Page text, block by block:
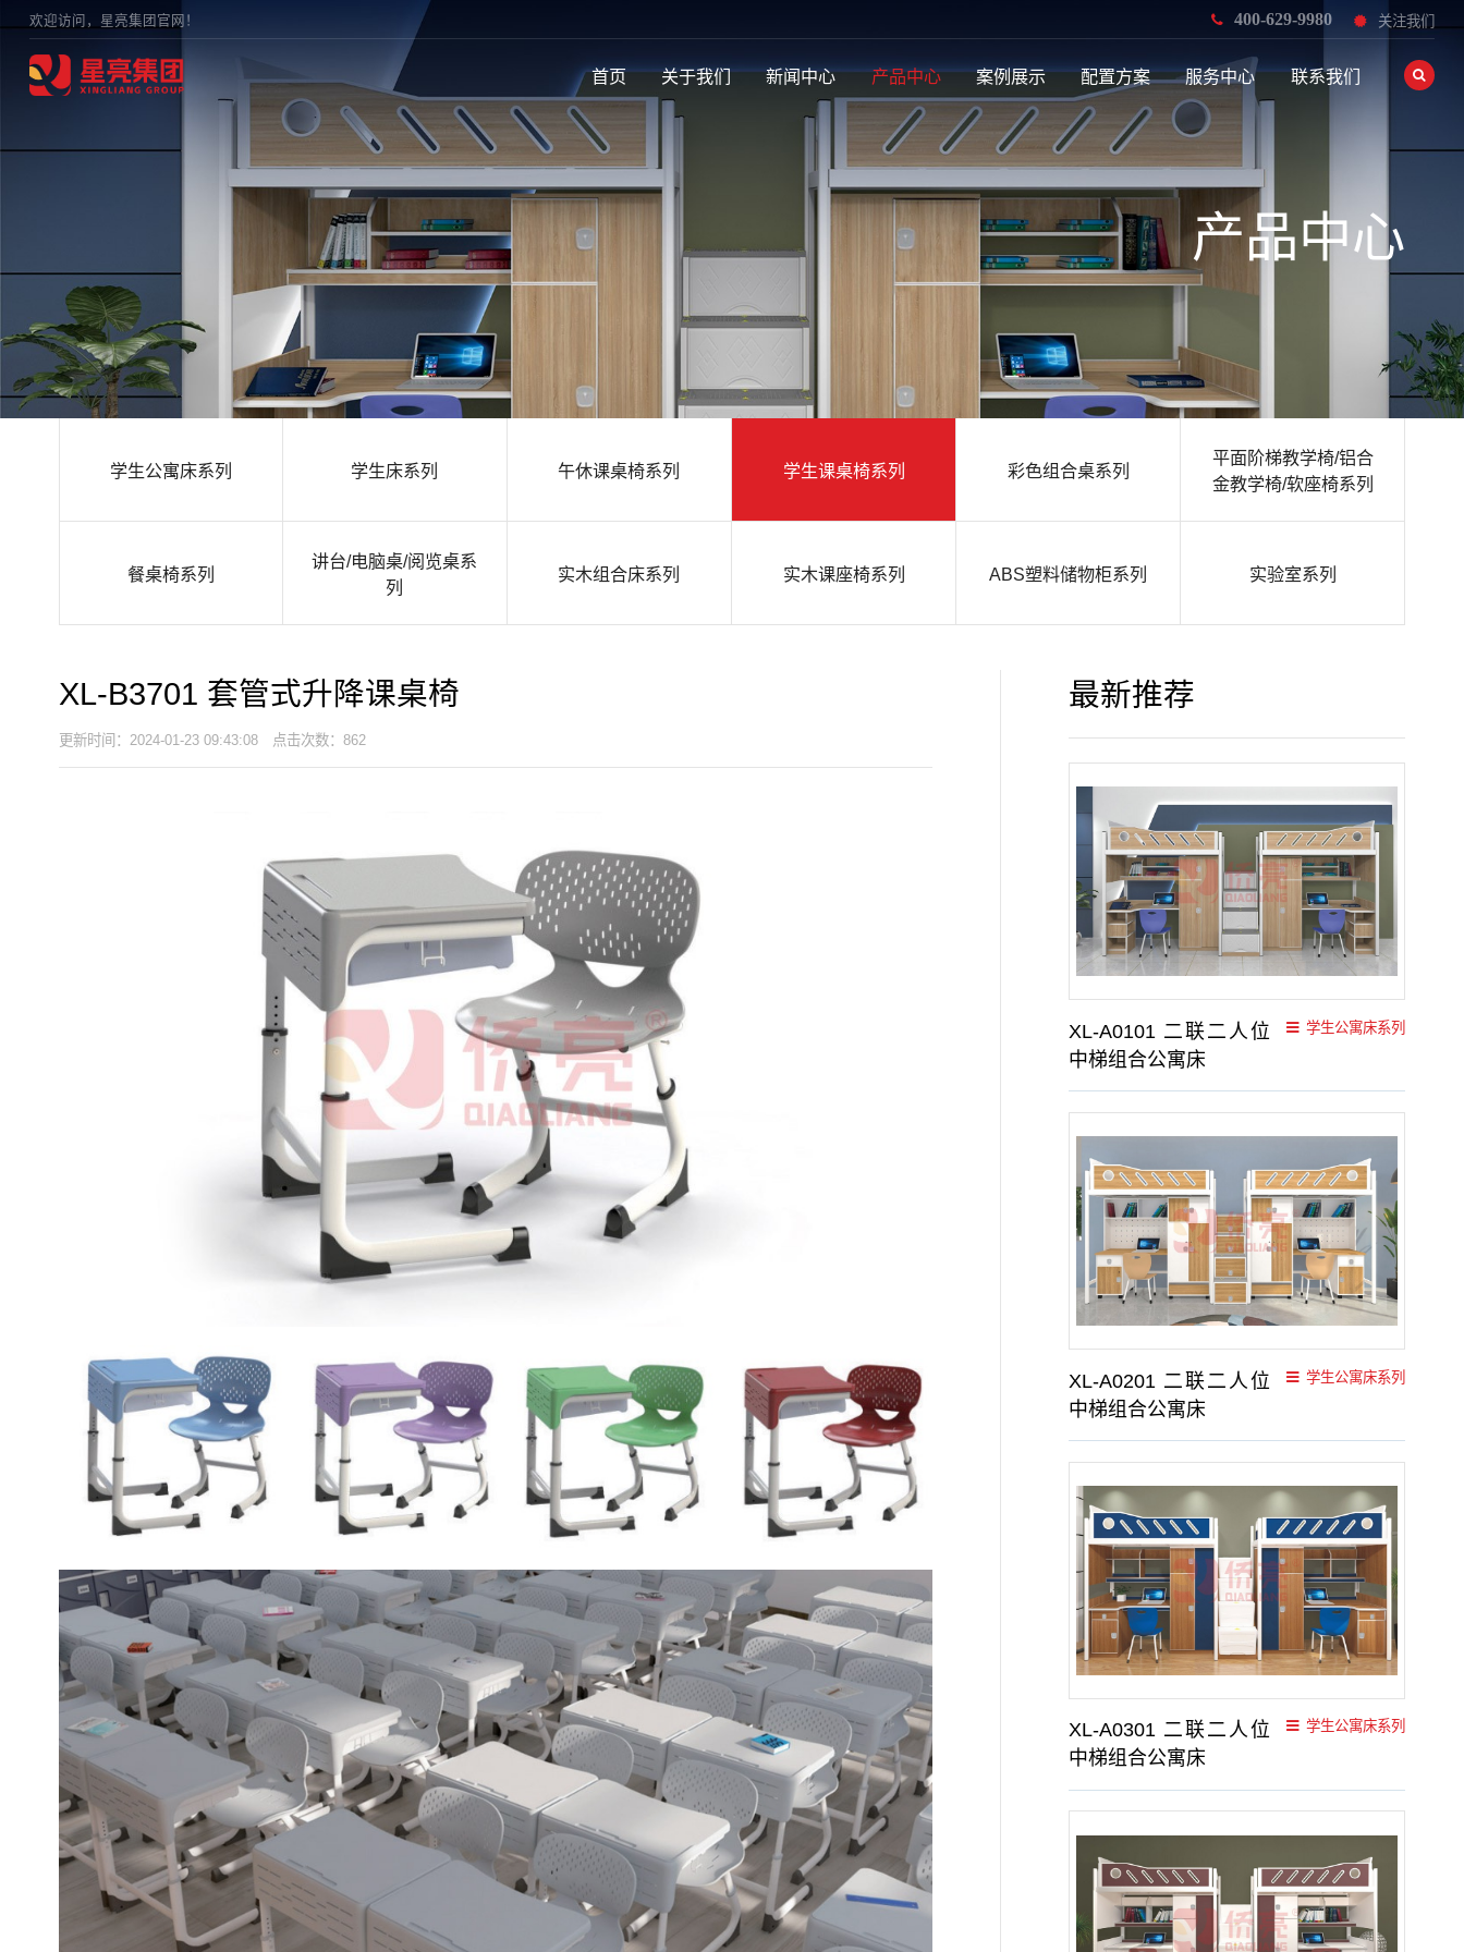
欢迎访问，星亮集团官网！ 400-629-9980 关注我们
首页 关于我们 新闻中心 产品中心 案例展示 配置方案 服务中心 联系我们
产品中心
学生公寓床系列 学生床系列 午休课桌椅系列 学生课桌椅系列 彩色组合桌系列
平面阶梯教学椅/铝合
金教学椅/软座椅系列
餐桌椅系列
讲台/电脑桌/阅览桌系
列
实木组合床系列 实木课座椅系列 ABS塑料储物柜系列 实验室系列
XL-B3701 套管式升降课桌椅
更新时间：2024-01-23 09:43:08 点击次数：862
最新推荐
XL-A0101 二联二人位
中梯组合公寓床
学生公寓床系列
XL-A0201 二联二人位
中梯组合公寓床
学生公寓床系列
XL-A0301 二联二人位
中梯组合公寓床
学生公寓床系列